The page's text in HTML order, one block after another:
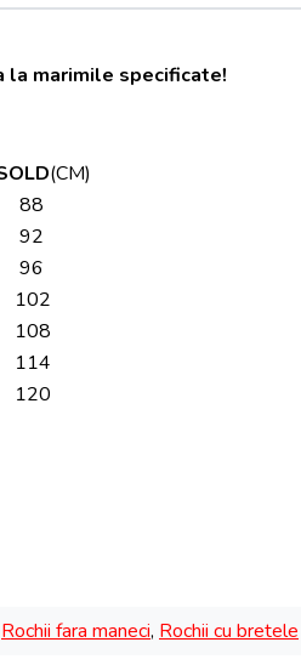
la marimile specificate!
(CM)
88
92
96
102
108
114
120
Rochii fara maneci, Rochii cu bretele